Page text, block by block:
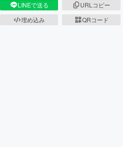
LINEで送る
URLコピー
埋め込み
QRコード